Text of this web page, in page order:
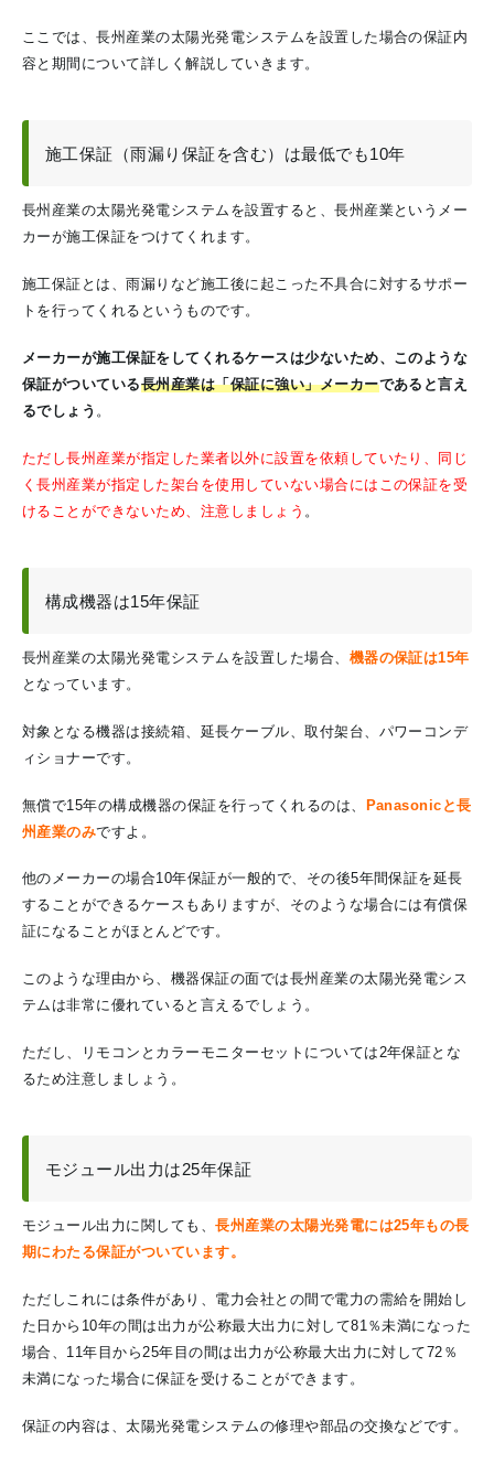
ここでは、長州産業の太陽光発電システムを設置した場合の保証内
容と期間について詳しく解説していきます。
施工保証（雨漏り保証を含む）は最低でも10年
長州産業の太陽光発電システムを設置すると、長州産業というメー
カーが施工保証をつけてくれます。
施工保証とは、雨漏りなど施工後に起こった不具合に対するサポー
トを行ってくれるというものです。
メーカーが施工保証をしてくれるケースは少ないため、このような
保証がついている長州産業は「保証に強い」メーカーであると言え
るでしょう 。
ただし長州産業が指定した業者以外に設置を依頼していたり、同じ
く長州産業が指定した架台を使用していない場合にはこの保証を受
けることができないため、注意しましょう 。
構成機器は15年保証
長州産業の太陽光発電システムを設置した場合、 機器の保証は15年
となっています。
対象となる機器は接続箱、延長ケーブル、取付架台、パワーコンデ
ィショナーです。
無償で15年の構成機器の保証を行ってくれるのは、
Panasonicと長
州産業のみですよ。
他のメーカーの場合10年保証が一般的で、その後5年間保証を延長
することができるケースもありますが、そのような場合には有償保
証になることがほとんどです。
このような理由から、機器保証の面では長州産業の太陽光発電シス
テムは非常に優れていると言えるでしょう。
ただし、リモコンとカラーモニターセットについては2年保証とな
るため注意しましょう。
モジュール出力は25年保証
モジュール出力に関しても、長州産業の太陽光発電には25年もの長
期にわたる保証がついています。
ただしこれには条件があり、電力会社との間で電力の需給を開始し
た日から10年の間は出力が公称最大出力に対して81％未満になった
場合、11年目から25年目の間は出力が公称最大出力に対して72％
未満になった場合に保証を受けることができます。
保証の内容は、太陽光発電システムの修理や部品の交換などです。